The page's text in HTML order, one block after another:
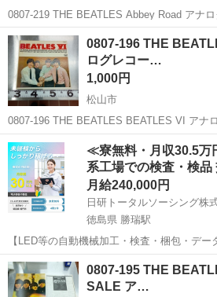
0807-219 THE BEATLES Abbey Road アナ
【状態】 ・使用に伴う多少のスレ、キズ、
ざいます ・詳細は現地でご確認ください ・
愛媛 松山市
0807-196 THE
ログレコー…
1,000円
松山市
0807-196 THE BEATLES BEATLES VI アナ
【状態】 ・使用に伴う多少のスレ、キズ、
ざいます ・詳細は現地でご確認ください ・
愛媛 松山市 CD レコード
≪寮無料・月収30.5万
系工場での検査・検品
月給240,000円
日研トータルソーシング株
徳島県 勝瑞駅
【LED等の自動機械加工・検査・梱包・デ
間休日は130日以上／未経験OK！ お仕事について スマートフォンやパ
ソコン、車などに使われるLED等の電子部品
作業になります。①部品を...
徳島 鳴門市
0807-195 THE
SALE ア…